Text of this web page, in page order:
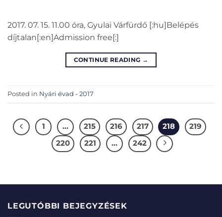
2017. 07. 15. 11.00 óra, Gyulai Várfürdő [:hu]Belépés
díjtalan[:en]Admission free[:]
CONTINUE READING →
Posted in Nyári évad - 2017
1 … 215 216 217 218
219
220
221 … 242
LEGUTÓBBI BEJEGYZÉSEK